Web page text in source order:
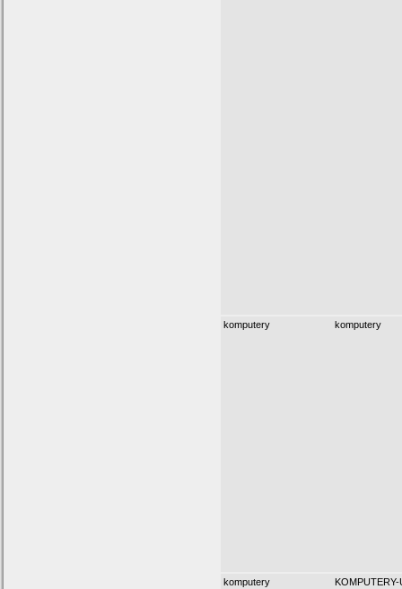
komputery komputery
komputery